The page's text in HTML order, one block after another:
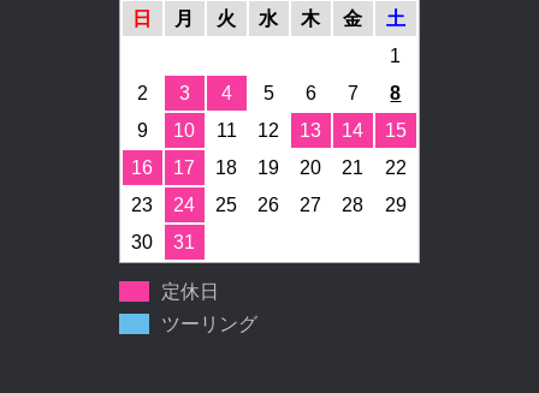
日
月 火 水 木 金
土
1
2
3 4 5 6 7
8
9
10 11 12 13 14
15
16
17 18 19 20 21
22
23
24 25 26 27 28
29
30
31
定休日
ツーリング